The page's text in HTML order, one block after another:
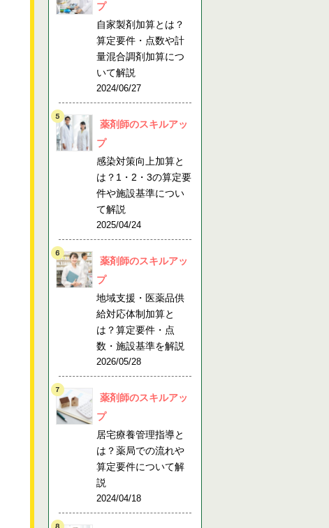
プ
自家製剤加算とは？
算定要件・点数や計
量混合調剤加算につ
いて解説
2024/06/27
薬剤師のスキルアッ
プ
感染対策向上加算と
は？1・2・3の算定要
件や施設基準につい
て解説
2025/04/24
薬剤師のスキルアッ
プ
地域支援・医薬品供
給対応体制加算と
は？算定要件・点
数・施設基準を解説
2026/05/28
薬剤師のスキルアッ
プ
居宅療養管理指導と
は？薬局での流れや
算定要件について解
説
2024/04/18